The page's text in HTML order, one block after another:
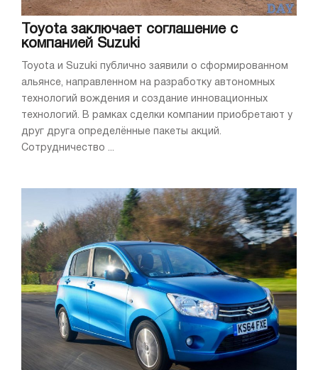
Toyota заключает соглашение с
компанией Suzuki
Toyota и Suzuki публично заявили о сформированном
альянсе, направленном на разработку автономных
технологий вождения и создание инновационных
технологий. В рамках сделки компании приобретают у
друг друга определённые пакеты акций.
Сотрудничество ...